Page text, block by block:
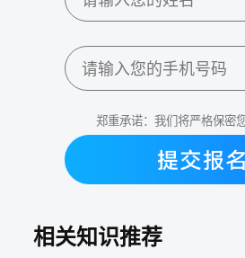
郑重承诺：我们将严格保密
相关知识推荐